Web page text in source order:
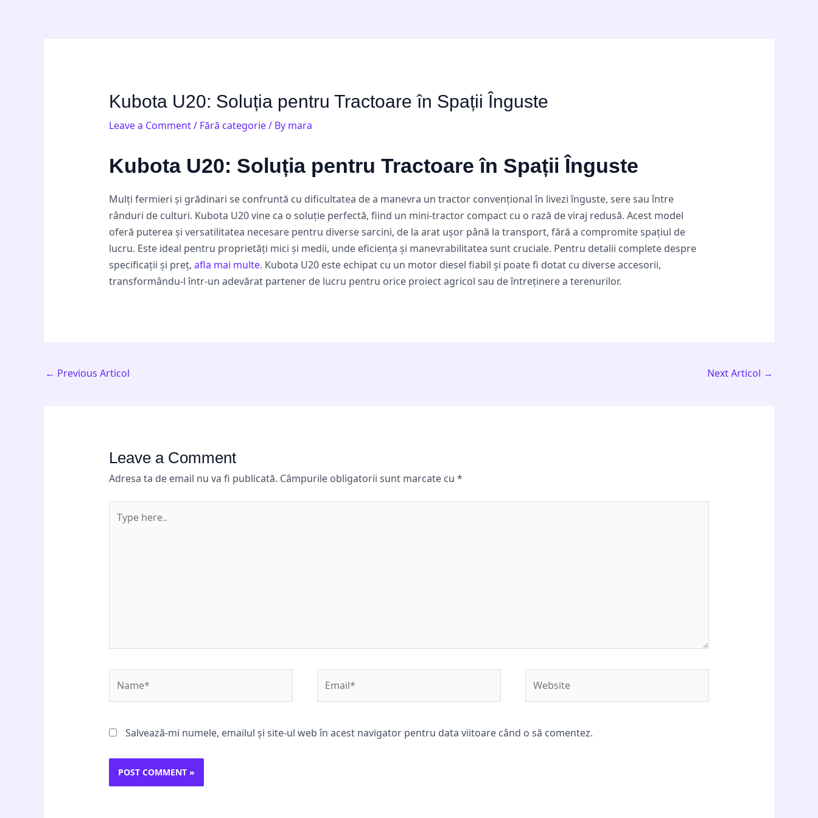
Kubota U20: Soluția pentru Tractoare în Spații Înguste
Leave a Comment/ Fără categorie/ By mara
Kubota U20: Soluția pentru Tractoare în Spații Înguste
Mulți fermieri și grădinari se confruntă cu dificultatea de a manevra un tractor convențional în livezi înguste, sere sau între
rânduri de culturi. Kubota U20 vine ca o soluție perfectă, fiind un mini-tractor compact cu o rază de viraj redusă. Acest model
oferă puterea și versatilitatea necesare pentru diverse sarcini, de la arat ușor până la transport, fără a compromite spațiul de
lucru. Este ideal pentru proprietăți mici și medii, unde eficiența și manevrabilitatea sunt cruciale. Pentru detalii complete despre
specificații și preț, afla mai multe. Kubota U20 este echipat cu un motor diesel fiabil și poate fi dotat cu diverse accesorii,
transformându-l într-un adevărat partener de lucru pentru orice proiect agricol sau de întreținere a terenurilor.
← Previous Articol Next Articol →
Leave a Comment
Adresa ta de email nu va fi publicată. Câmpurile obligatorii sunt marcate cu *
here..
Salvează-mi numele, emailul și site-ul web în acest navigator pentru data viitoare când o să comentez.